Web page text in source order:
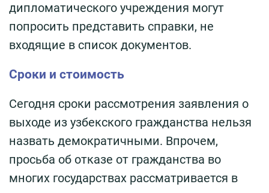
дипломатического учреждения могут
попросить представить справки, не
входящие в список документов.
Сроки и стоимость
Сегодня сроки рассмотрения заявления о
выходе из узбекского гражданства нельзя
назвать демократичными. Впрочем,
просьба об отказе от гражданства во
многих государствах рассматривается в